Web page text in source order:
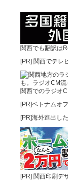
関西でも翻訳は
[PR] 関西でテレ
関西でのラジオ
[PR]ベトナムオ
[PR]海外進出し
[PR] 関西印刷デ